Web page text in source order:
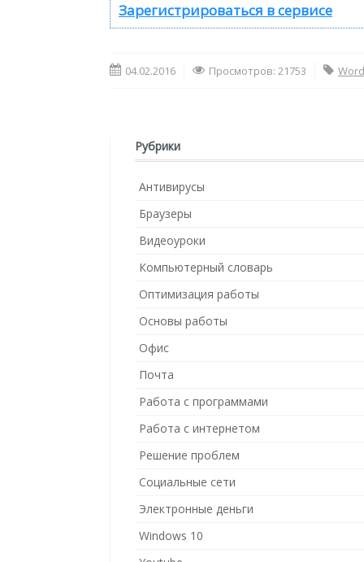
Зарегистрироваться в сервисе
04.02.2016 Просмотров: 21753 Word
Рубрики
Антивирусы
Браузеры
Видеоуроки
Компьютерный словарь
Оптимизация работы
Основы работы
Офис
Почта
Работа с программами
Работа с интернетом
Решение проблем
Социальные сети
Электронные деньги
Windows 10